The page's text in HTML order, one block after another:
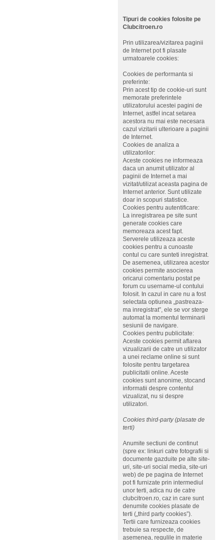
Tipuri de cookies folosite pe
Clubcitroen.ro
Prin utilizarea/vizitarea paginii
de Internet pot fi plasate
urmatoarele cookies:
Cookies de performanta si
preferinte:
Prin acest tip de cookie-uri sunt
memorate preferintele
utilizatorului acestei pagini de
Internet, astfel incat setarea
acestora nu mai este necesara
cazul vizitarii ulterioare a paginii
de Internet.
Cookies de analiza a
utilizatorilor:
Aceste cookies ne informeaza
daca un anumit utilizator al
paginii de Internet a mai
vizitat/utilizat aceasta pagina de
Internet anterior. Sunt utilizate
doar in scopuri statistice.
Cookies pentru autentificare:
La inregistrarea pe site sunt
generate cookies care
memoreaza acest fapt.
Serverele utilizeaza aceste
cookies pentru a cunoaste
contul cu care sunteti inregistrat.
De asemenea, utilizarea acestor
cookies permite asocierea
oricarui comentariu postat pe
forum cu username-ul contului
folosit. In cazul in care nu a fost
selectata optiunea „pastreaza-
ma inregistrat”, ele se vor sterge
automat la momentul terminarii
sesiunii de navigare.
Cookies pentru publicitate:
Aceste cookies permit aflarea
vizualizarii de catre un utilizator
a unei reclame online si sunt
folosite pentru targetarea
publicitatii online. Aceste
cookies sunt anonime, stocand
informatii despre contentul
vizualizat, nu si despre
utilizatori.
Cookies third-party (plasate de
terti)
Anumite sectiuni de continut
(spre ex: linkuri catre fotografii si
documente gazduite pe alte site-
uri, site-uri social media, site-uri
web) de pe pagina de Internet
pot fi furnizate prin intermediul
unor terti, adica nu de catre
clubcitroen.ro, caz in care sunt
denumite cookies plasate de
terti („third party cookies”).
Tertii care furnizeaza cookies
trebuie sa respecte, de
asemenea, regulile in materie